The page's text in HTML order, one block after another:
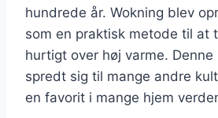
hundrede år. Wokning blev
som en praktisk metode til at
hurtigt over høj varme.
spredt sig til mange andre
en favorit i mange hjem